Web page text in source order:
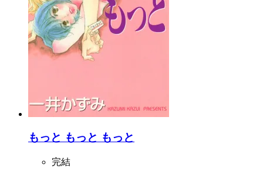
もっと もっと もっと
完結